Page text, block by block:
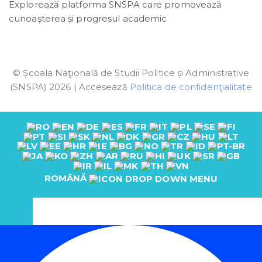
Explorează platforma SNSPA care promovează
cunoașterea și progresul academic
© Școala Naţională de Studii Politice și Administrative
(SNSPA) 2026 | Accesează Politica de confidenţialitate
ROMÂNĂ